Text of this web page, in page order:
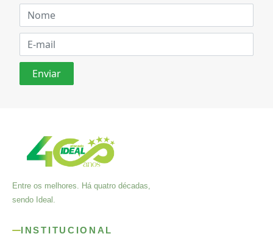
Entre os melhores. Há quatro décadas,
sendo Ideal.
INSTITUCIONAL